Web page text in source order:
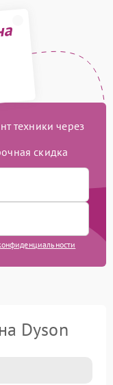
техники через
скидка
Dyson